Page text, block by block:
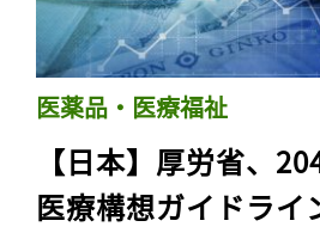
医薬品・医療福祉
【日本】厚労省、
医療構想ガイドライ